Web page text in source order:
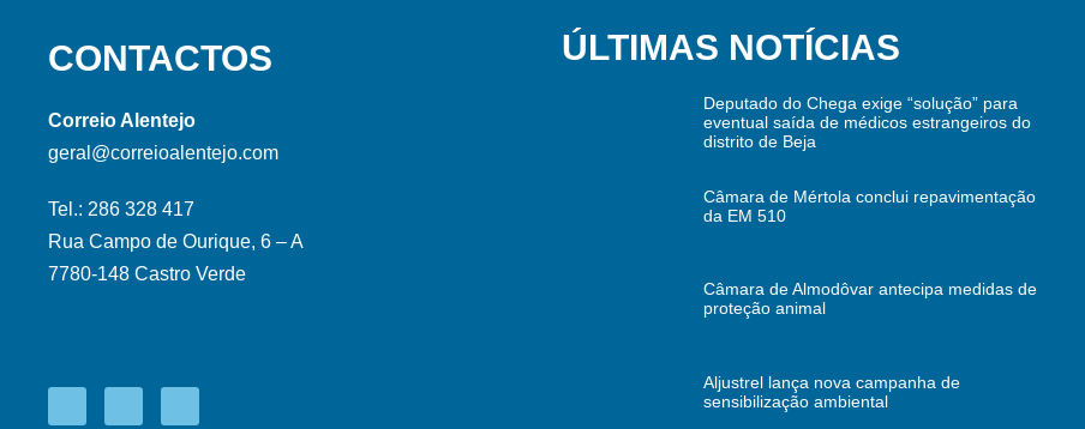
CONTACTOS
Correio Alentejo
geral@correioalentejo.com
Tel.: 286 328 417
Rua Campo de Ourique, 6 – A
7780-148 Castro Verde
ÚLTIMAS NOTÍCIAS
Deputado do Chega exige “solução” para
eventual saída de médicos estrangeiros do
distrito de Beja
Câmara de Mértola conclui repavimentação
da EM 510
Câmara de Almodôvar antecipa medidas de
proteção animal
Aljustrel lança nova campanha de
sensibilização ambiental